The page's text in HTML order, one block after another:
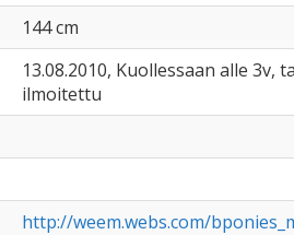
144 cm
13.08.2010, Kuollessaan alle 3v,
ilmoitettu
http://weem.webs.com/